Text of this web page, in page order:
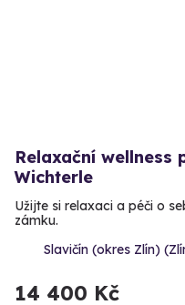
Relaxační
Wichterle
Užijte si relaxaci a péči o
zámku.
Slavičín (okres Zlín)
14 400 Kč